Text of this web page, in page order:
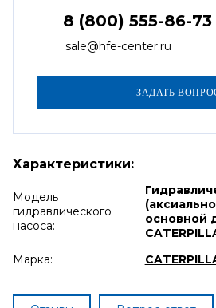
8 (800) 555-86-73
sale@hfe-center.ru
Характеристики:
Модель
гидравлического
насоса:
основной
Марка: